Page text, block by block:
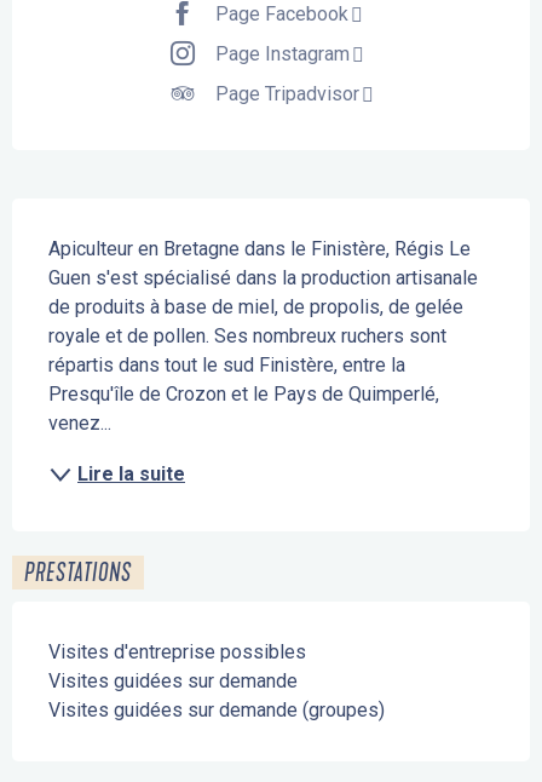
Page Facebook
Page Instagram
Page Tripadvisor
Apiculteur en Bretagne dans le Finistère, Régis Le
Guen s'est spécialisé dans la production artisanale
de produits à base de miel, de propolis, de gelée
royale et de pollen. Ses nombreux ruchers sont
répartis dans tout le sud Finistère, entre la
Presqu'île de Crozon et le Pays de Quimperlé,
venez...
Lire la suite
PRESTATIONS
Visites d'entreprise possibles
Visites guidées sur demande
Visites guidées sur demande (groupes)